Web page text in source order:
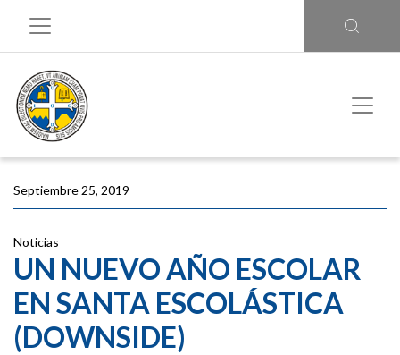
Septiembre 25, 2019
Noticias
UN NUEVO AÑO ESCOLAR
EN SANTA ESCOLÁSTICA
(DOWNSIDE)